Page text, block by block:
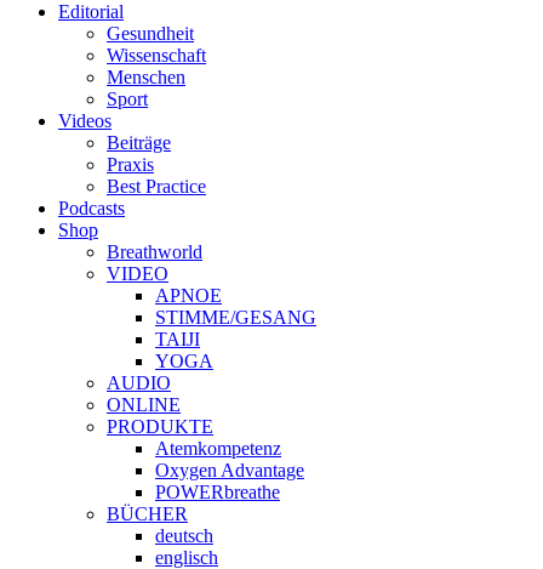
Editorial
Gesundheit
Wissenschaft
Menschen
Sport
Videos
Beiträge
Praxis
Best Practice
Podcasts
Shop
Breathworld
VIDEO
APNOE
STIMME/GESANG
TAIJI
YOGA
AUDIO
ONLINE
PRODUKTE
Atemkompetenz
Oxygen Advantage
POWERbreathe
BÜCHER
deutsch
englisch